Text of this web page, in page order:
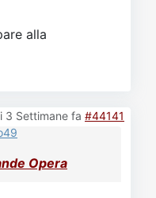
alla
3 Settimane fa #44141
Opera